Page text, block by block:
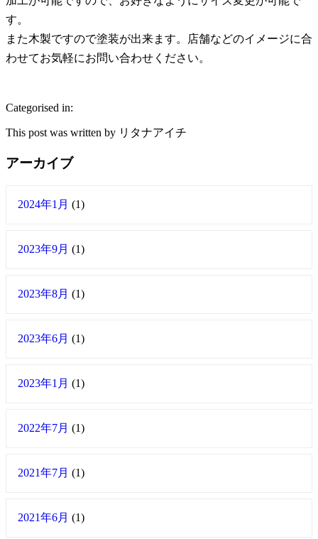
す。
また木製ですので塗装が出来ます。店舗などのイメージに合
わせてお気軽にお問い合わせください。
Categorised in:
This post was written by リタナアイチ
アーカイブ
2024年1月 (1)
2023年9月 (1)
2023年8月 (1)
2023年6月 (1)
2023年1月 (1)
2022年7月 (1)
2021年7月 (1)
2021年6月 (1)